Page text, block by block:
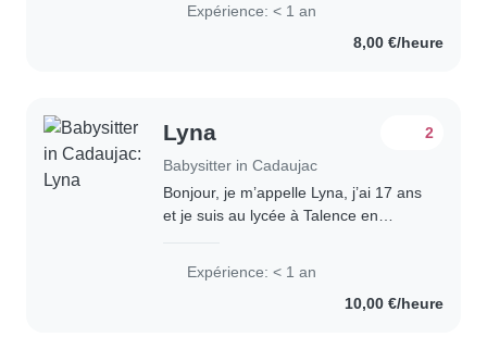
Expérience: < 1 an
8,00 €/heure
Lyna
Babysitter in Cadaujac
2
Bonjour, je m’appelle Lyna, j’ai 17 ans
et je suis au lycée à Talence en
disponibles pour m’emmener et me
Expérience: < 1 an
10,00 €/heure